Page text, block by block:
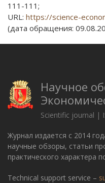
111-111;
URL: https://science-
(дата обращения:
Научное
Scientific journal |
Журнал издается с 2014
научные обзоры, статьи
практического характера
Technical support service –